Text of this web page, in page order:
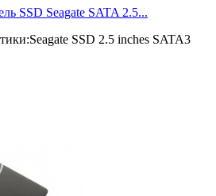
SSD Seagate SATA 2.5...
SSD 2.5 inches SATA3